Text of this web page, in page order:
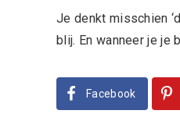
Je denkt misschien
blij. En wanneer je je
Facebook